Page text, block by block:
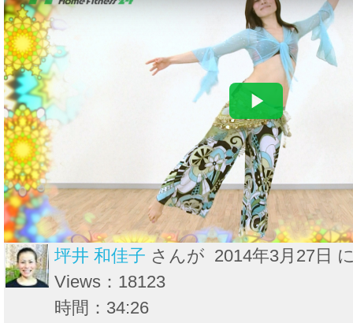
坪井 和佳子 さんが 2014年3月27日
Views：18123
時間：34:26